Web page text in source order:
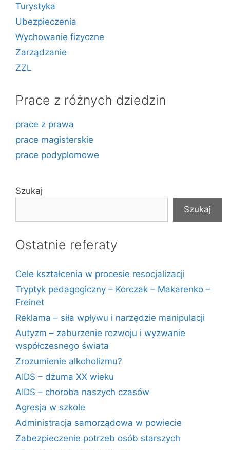
Turystyka
Ubezpieczenia
Wychowanie fizyczne
Zarządzanie
ZZL
Prace z różnych dziedzin
prace z prawa
prace magisterskie
prace podyplomowe
Szukaj
Szukaj
Ostatnie referaty
Cele kształcenia w procesie resocjalizacji
Tryptyk pedagogiczny – Korczak – Makarenko –
Freinet
Reklama – siła wpływu i narzędzie manipulacji
Autyzm – zaburzenie rozwoju i wyzwanie
współczesnego świata
Zrozumienie alkoholizmu?
AIDS – dżuma XX wieku
AIDS – choroba naszych czasów
Agresja w szkole
Administracja samorządowa w powiecie
Zabezpieczenie potrzeb osób starszych